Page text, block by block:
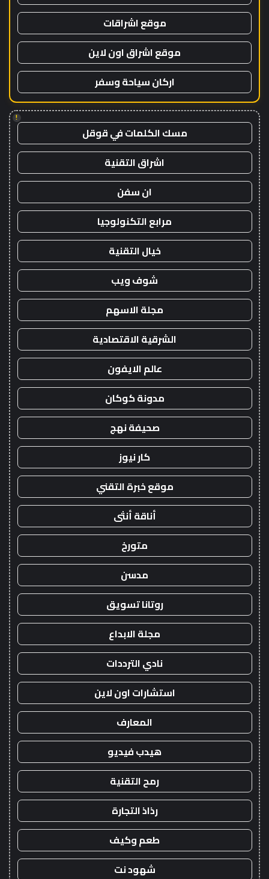
موقع اشراقات
موقع اشراق اون لاين
اركان سياحة وسفر
!
مسك الكلمات في قوقل
اشراق التقنية
ان سفن
مرابع التكنولوجيا
خيال التقنية
شوف ويب
مجلة الاسهم
الشرقية الاقتصادية
عالم الايفون
مدونة كوكان
صحيفة نهج
كار نيوز
موقع خبرة التقني
أناقة أنثى
متورخ
مدسن
روتانا تسويق
مجلة الابداع
نادي الترددات
استشارات اون لاين
المعارف
هيدب فيديو
رمح التقنية
رذاذ التجارة
طعم وكيف
شهود نت